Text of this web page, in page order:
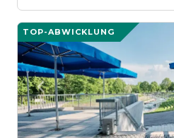
TOP-ABWICKLUNG